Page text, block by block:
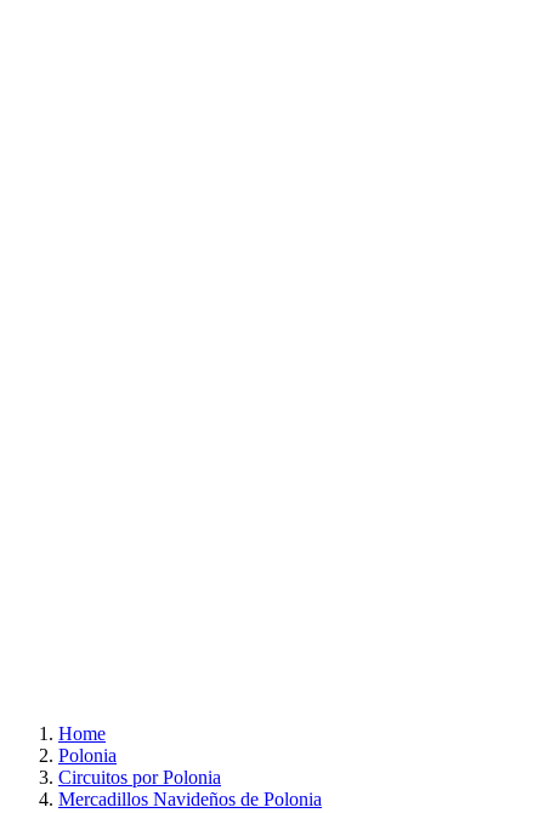
Home
Polonia
Circuitos por Polonia
Mercadillos Navideños de Polonia